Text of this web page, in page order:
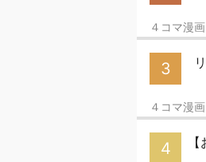
４コマ漫画
3
４コマ漫画
4